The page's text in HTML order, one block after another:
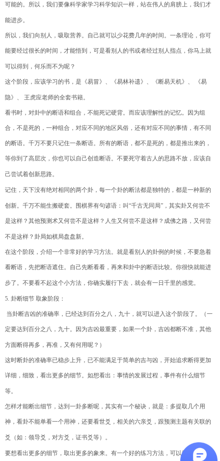
可能的。所以，我们要像科学家学习科学知识一样，站在伟人的肩膀上，我们才
能进步。
所以，我们向别人，吸取营养。自己就可以少花费几年的时间。一条理论，你可
能要经过很长的时间，才能悟到，可是看别人的书或者经过别人指点，你马上就
可以得到，何乐而不为呢？
这个阶段，应该学习的书，是《易冒》、《易林补遗》、《断易天机》、 《易
隐》、 王虎应老师的全套书籍。
看书时，对卦中的断语和组合，不能死记硬背。而应该理解性的记忆。因为组
合，不是死的，一种组合，对应不同的地区风俗，还有对应不同的事情，有不同
的断语。千万不要只记住一条断语。所有的断语，都不是死的，都是推出来的，
等你到了高层次，你也可以自己创造断语。不要死守着古人的思路不放，应该自
己尝试着创新思路。
记住，天下没有绝对相同的两个卦，每一个卦的断法都是独特的，都是一种新的
创新。千万不能生搬硬套。围棋界有句谚语：叫“千古无同局” ，其实卦又何尝不
是这样？其他预测术又何尝不是这样？人生又何尝不是这样？成佛之路，又何尝
不是这样？卦局如棋局盘盘新。
在这个阶段，介绍一个非常好的学习方法。就是看别人的卦例的时候，不要急着
看断语，先把断语遮住。自己先断看看，再来和卦中的断语比较。你很快就能进
步了。不要看不起这个小方法，你确实履行下去，就会有一日千里的感觉。
5. 卦断细节 取象阶段：
当卦断吉凶的准确率，已经达到百分之八，九十，就可以进入这个阶段了。（一
定要达到百分之八，九十。因为吉凶最重要，如果一个卦，吉凶都断不准，其他
方面断得再多，再准，又有何用呢？）
这时断卦的准确率已稳步上升，已不能满足于简单的吉与凶，开始追求断得更加
详细，细致，看出更多的细节。如想看出：事情的发展过程，事件有什么细节
等。
怎样才能断出细节，达到一卦多断呢，其实有一个秘诀，就是：多提取几个用
神，看卦不能单看一个用神，还要看世爻，相关的六亲爻，跟预测主题有关联的
爻（如：领导爻，对方爻，证书爻等）。
要想看出更多的细节，取出更多的象来。有一个好的练习方法，可以帮助我们：